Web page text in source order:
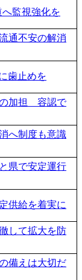
監視強化を
通不安の解消
歯止めを
加担 容認で
へ制度も意識
県で安定運行
供給を着実に
して拡大を防
備えは大切だ